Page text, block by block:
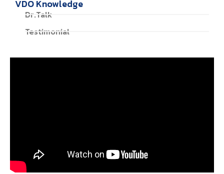
VDO Knowledge
Dr.Talk
Testimonial